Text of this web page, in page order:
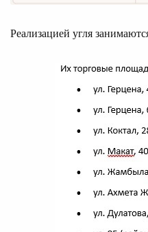
Реализацией угля